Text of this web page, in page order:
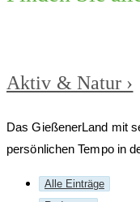
Aktiv & Natur ›
Das GießenerLand mit
persönlichen Tempo in
Alle Einträge